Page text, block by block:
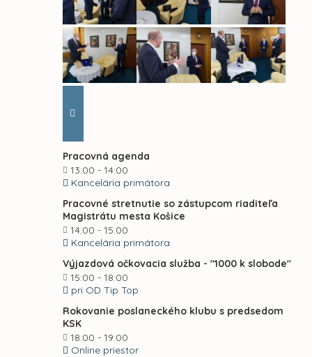
Pracovná agenda
13:00 - 14:00
Kancelária primátora
Pracovné stretnutie so zástupcom riaditeľa
Magistrátu mesta Košice
14:00 - 15:00
Kancelária primátora
Výjazdová očkovacia služba - "1000 k slobode"
15:00 - 18:00
pri OD Tip Top
Rokovanie poslaneckého klubu s predsedom
KSK
18:00 - 19:00
Online priestor